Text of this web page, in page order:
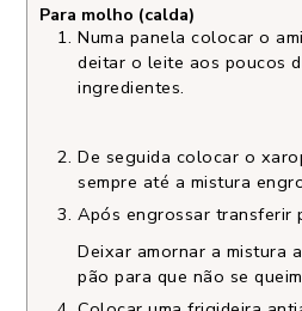
Para molho (calda)
Numa panela colocar o
deitar o leite aos poucos
ingredientes.
De seguida colocar o
sempre até a mistura
Após engrossar transferir
Deixar amornar a mistura
pão para que não se